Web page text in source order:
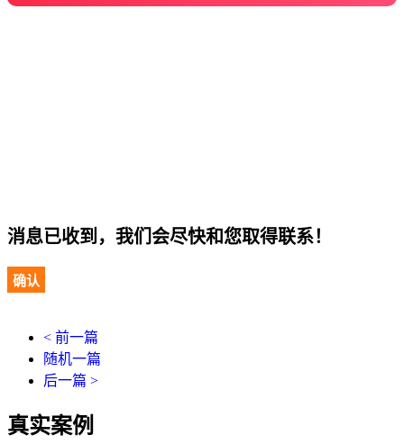
消息已收到，我们会尽快和您取得联系！
确认
< 前一篇
随机一篇
后一篇 >
真实案例